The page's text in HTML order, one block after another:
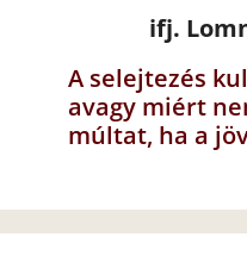
ifj.
A selejtezés
avagy miért
múltat, ha a